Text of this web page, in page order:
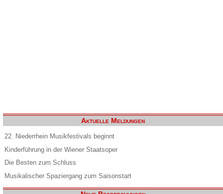
Aktuelle Meldungen
22. Niederrhein Musikfestivals beginnt
Kinderführung in der Wiener Staatsoper
Die Besten zum Schluss
Musikalischer Spaziergang zum Saisonstart